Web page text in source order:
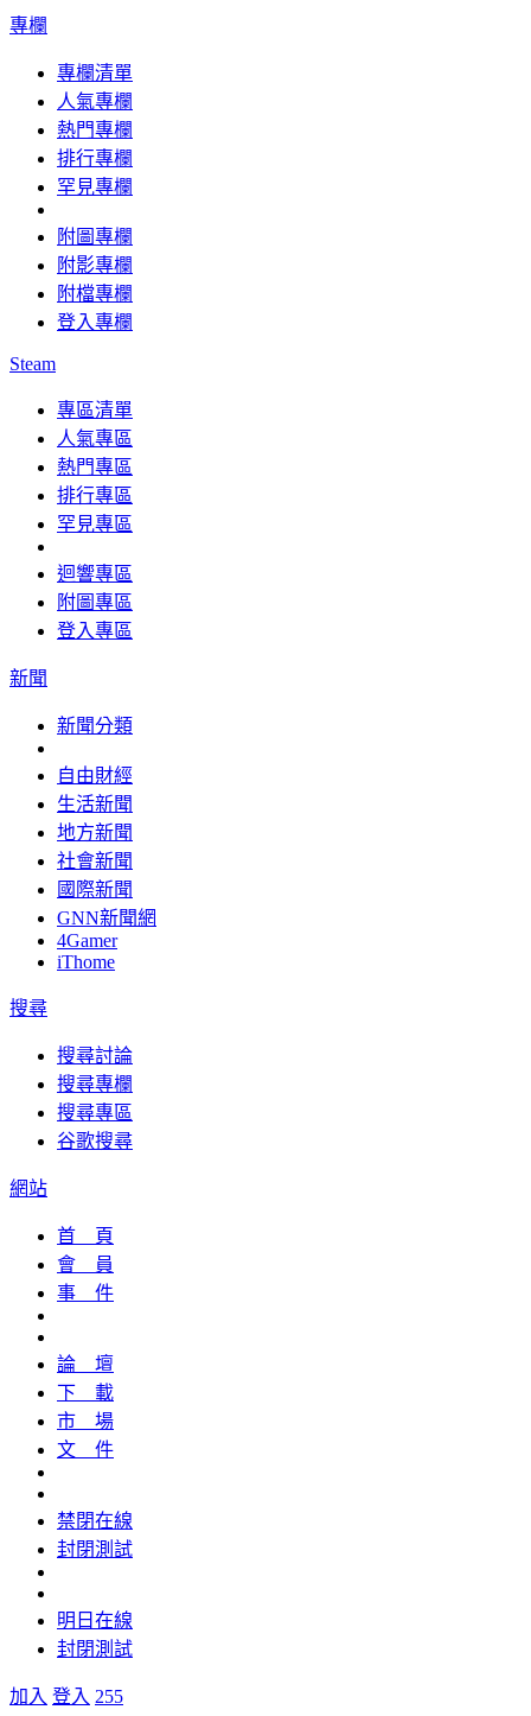
專欄
專欄清單
人氣專欄
熱門專欄
排行專欄
罕見專欄
附圖專欄
附影專欄
附檔專欄
登入專欄
Steam
專區清單
人氣專區
熱門專區
排行專區
罕見專區
迴響專區
附圖專區
登入專區
新聞
新聞分類
自由財經
生活新聞
地方新聞
社會新聞
國際新聞
GNN新聞網
4Gamer
iThome
搜尋
搜尋討論
搜尋專欄
搜尋專區
谷歌搜尋
網站
首 頁
會 員
事 件
論 壇
下 載
市 場
文 件
禁閉在線
封閉測試
明日在線
封閉測試
加入 登入 255